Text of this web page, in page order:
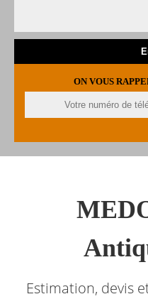
ON VOUS
Estimation, devis